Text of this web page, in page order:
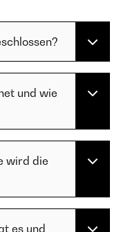
und wie
wird die
es und